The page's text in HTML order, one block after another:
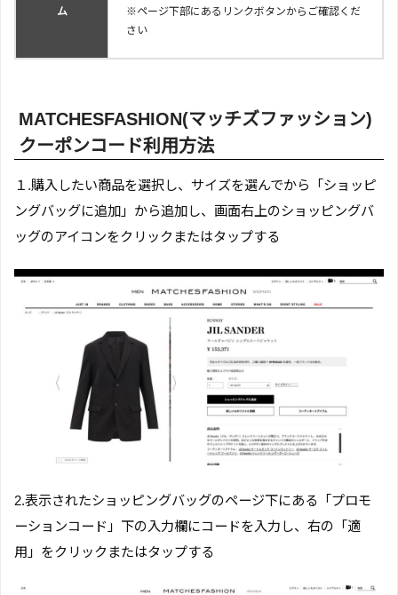
ム
※ページ下部にあるリンクボタンからご確認くだ
さい
MATCHESFASHION(マッチズファッション)
クーポンコード利用方法
１.購入したい商品を選択し、サイズを選んでから「ショッピ
ングバッグに追加」から追加し、画面右上のショッピングバ
ッグのアイコンをクリックまたはタップする
2.表示されたショッピングバッグのページ下にある「プロモ
ーションコード」下の入力欄にコードを入力し、右の「適
用」をクリックまたはタップする